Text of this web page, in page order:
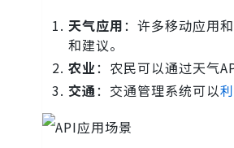
天气应用：许多移动应用
和建议。
农业：农民可以通过天气
交通：交通管理系统可以